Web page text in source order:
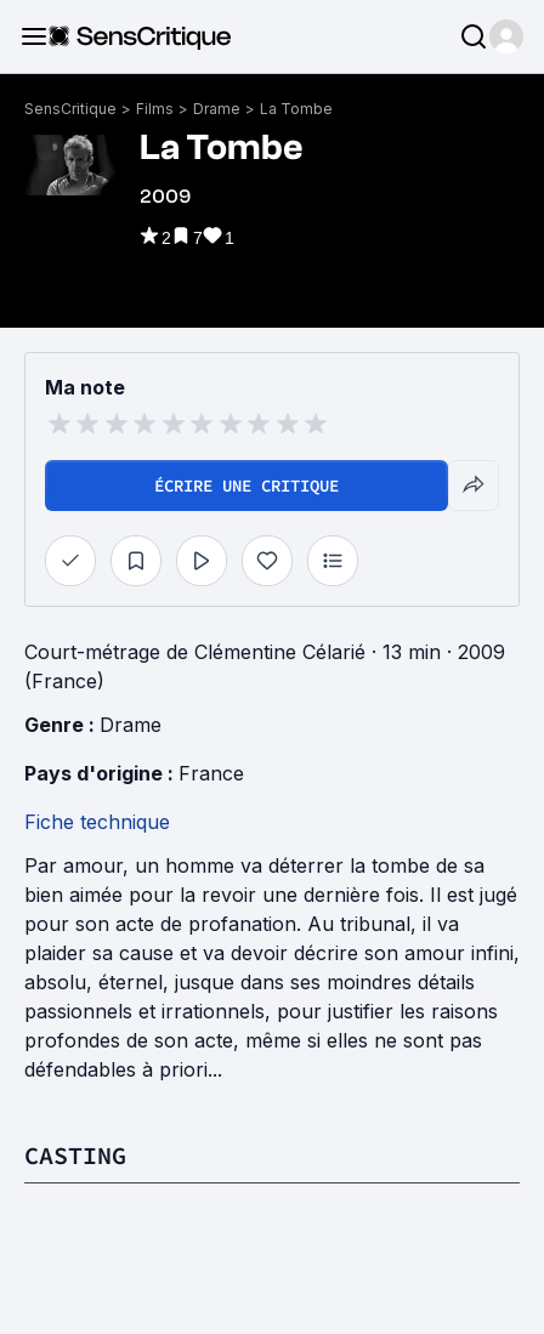
SensCritique > Films > Drame > La Tombe
La Tombe
2009
2 7 1
Ma note
ÉCRIRE UNE CRITIQUE
Court-métrage de Clémentine Célarié · 13 min · 2009
(France)
Genre : Drame
Pays d'origine : France
Fiche technique
Par amour, un homme va déterrer la tombe de sa
bien aimée pour la revoir une dernière fois. Il est jugé
pour son acte de profanation. Au tribunal, il va
plaider sa cause et va devoir décrire son amour infini,
absolu, éternel, jusque dans ses moindres détails
passionnels et irrationnels, pour justifier les raisons
profondes de son acte, même si elles ne sont pas
défendables à priori...
CASTING